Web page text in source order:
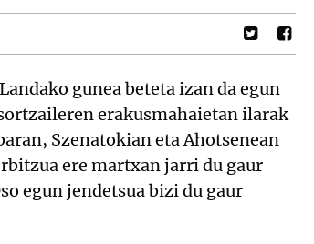
gunea beteta izan da egun
erakusmahaietan ilarak
Szenatokian eta Ahotsenean
ere martxan jarri du gaur
egun jendetsua bizi du gaur